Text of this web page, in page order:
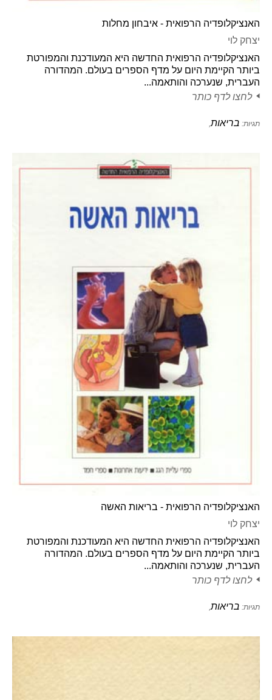
האנציקלופדיה הרפואית - איבחון מחלות
יצחק לוי
האנציקלופדיה הרפואית החדשה היא המעודכנת והמפורטת
ביותר הקיימת היום על מדף הספרים בעולם. המהדורה
העברית, שנערכה והותאמה...
לחצו לדף כותר
תגיות: בריאות
האנציקלופדיה הרפואית - בריאות האשה
יצחק לוי
האנציקלופדיה הרפואית החדשה היא המעודכנת והמפורטת
ביותר הקיימת היום על מדף הספרים בעולם. המהדורה
העברית, שנערכה והותאמה...
לחצו לדף כותר
תגיות: בריאות,